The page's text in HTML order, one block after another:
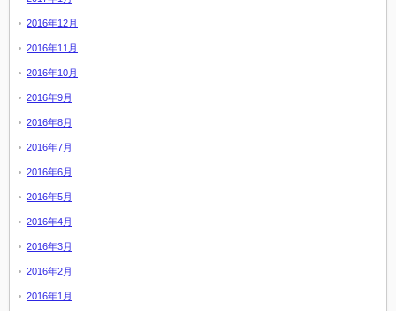
2016年12月
2016年11月
2016年10月
2016年9月
2016年8月
2016年7月
2016年6月
2016年5月
2016年4月
2016年3月
2016年2月
2016年1月